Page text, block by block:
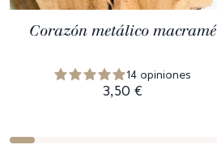
Corazón metálico macramé
14 opiniones
3,50 €